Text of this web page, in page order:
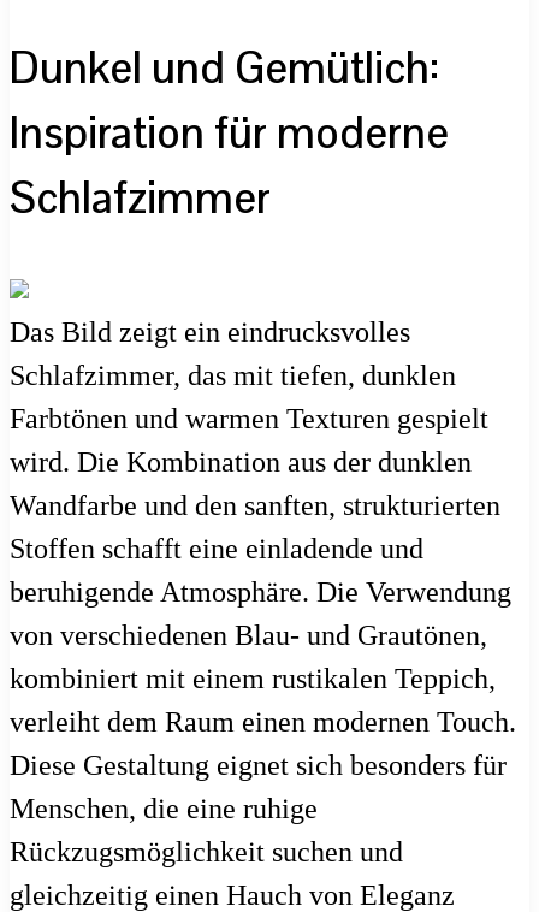
Dunkel und Gemütlich:
Inspiration für moderne
Schlafzimmer
Das Bild zeigt ein eindrucksvolles
Schlafzimmer, das mit tiefen, dunklen
Farbtönen und warmen Texturen gespielt
wird. Die Kombination aus der dunklen
Wandfarbe und den sanften, strukturierten
Stoffen schafft eine einladende und
beruhigende Atmosphäre. Die Verwendung
von verschiedenen Blau- und Grautönen,
kombiniert mit einem rustikalen Teppich,
verleiht dem Raum einen modernen Touch.
Diese Gestaltung eignet sich besonders für
Menschen, die eine ruhige
Rückzugsmöglichkeit suchen und
gleichzeitig einen Hauch von Eleganz